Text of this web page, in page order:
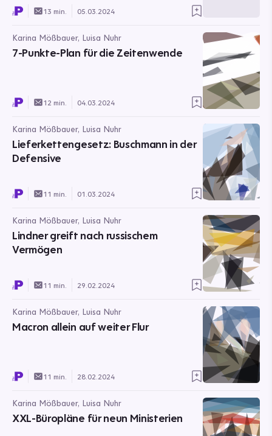
13 min. 05.03.2024
Karina Mößbauer, Luisa Nuhr
7-Punkte-Plan für die Zeitenwende
12 min. 04.03.2024
Karina Mößbauer, Luisa Nuhr
Lieferkettengesetz: Buschmann in der
Defensive
11 min. 01.03.2024
Karina Mößbauer, Luisa Nuhr
Lindner greift nach russischem
Vermögen
11 min. 29.02.2024
Karina Mößbauer, Luisa Nuhr
Macron allein auf weiter Flur
11 min. 28.02.2024
Karina Mößbauer, Luisa Nuhr
XXL-Büropläne für neun Ministerien